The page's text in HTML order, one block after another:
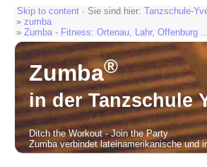
Skip to content · Sie sind hier: Tanzschule-
» zumba
» Zumba - Fitness: Ortenau, Lahr, Offenburg
Zumba®
in der Tanzschule
Ditch the Workout - Join the Party
Zumba verbindet lateinamerikanische und